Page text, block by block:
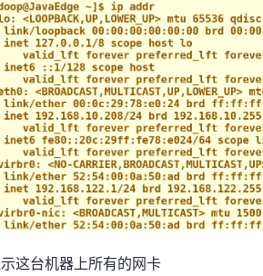
这台机器上所有的网卡